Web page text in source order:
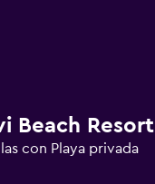
Beach Resort
con Playa privada